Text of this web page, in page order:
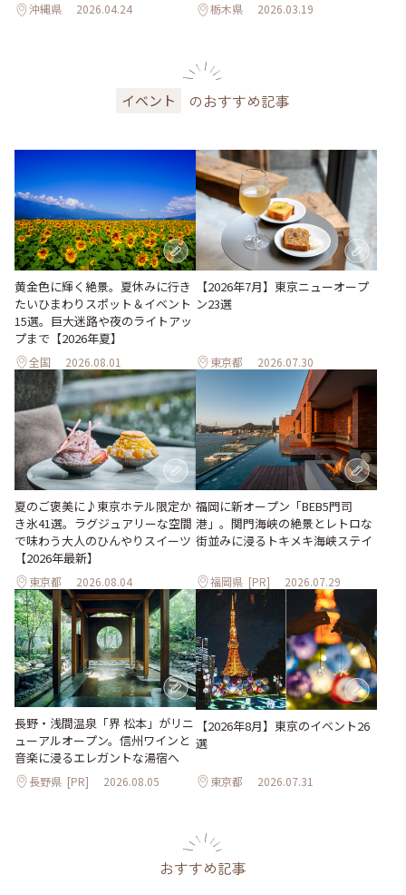
沖縄県 2026.04.24 栃木県 2026.03.19
イベント のおすすめ記事
黄金色に輝く絶景。夏休みに行き
たいひまわりスポット＆イベント
15選。巨大迷路や夜のライトアッ
プまで【2026年夏】
全国 2026.08.01
【2026年7月】東京ニューオープ
ン23選
東京都 2026.07.30
夏のご褒美に♪東京ホテル限定か
き氷41選。ラグジュアリーな空間
で味わう大人のひんやりスイーツ
【2026年最新】
東京都 2026.08.04
福岡に新オープン「BEB5門司
港」。関門海峡の絶景とレトロな
街並みに浸るトキメキ海峡ステイ
福岡県 [PR] 2026.07.29
長野・浅間温泉「界 松本」がリニ
ューアルオープン。信州ワインと
音楽に浸るエレガントな湯宿へ
長野県 [PR] 2026.08.05
【2026年8月】東京のイベント26
選
東京都 2026.07.31
おすすめ記事